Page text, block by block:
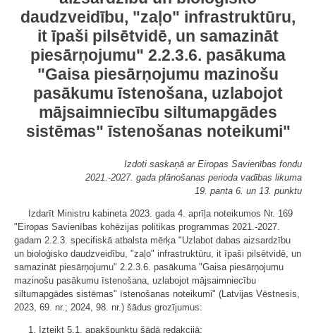
daudzveidību, "zaļo" infrastruktūru,
it īpaši pilsētvidē, un samazināt
piesārņojumu" 2.2.3.6. pasākuma
"Gaisa piesārņojumu mazinošu
pasākumu īstenošana, uzlabojot
mājsaimniecību siltumapgādes
sistēmas" īstenošanas noteikumi"
Izdoti saskaņā ar Eiropas Savienības fondu
2021.-2027. gada plānošanas perioda vadības likuma
19. panta 6. un 13. punktu
Izdarīt Ministru kabineta 2023. gada 4. aprīļa noteikumos Nr. 169
"Eiropas Savienības kohēzijas politikas programmas 2021.-2027.
gadam 2.2.3. specifiskā atbalsta mērķa "Uzlabot dabas aizsardzību
un bioloģisko daudzveidību, "zaļo" infrastruktūru, it īpaši pilsētvidē, un
samazināt piesārņojumu" 2.2.3.6. pasākuma "Gaisa piesārņojumu
mazinošu pasākumu īstenošana, uzlabojot mājsaimniecību
siltumapgādes sistēmas" īstenošanas noteikumi" (Latvijas Vēstnesis,
2023, 69. nr.; 2024, 98. nr.) šādus grozījumus:
1. Izteikt 5.1. apakšpunktu šādā redakcijā: